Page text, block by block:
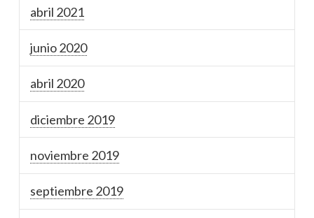
abril 2021
junio 2020
abril 2020
diciembre 2019
noviembre 2019
septiembre 2019